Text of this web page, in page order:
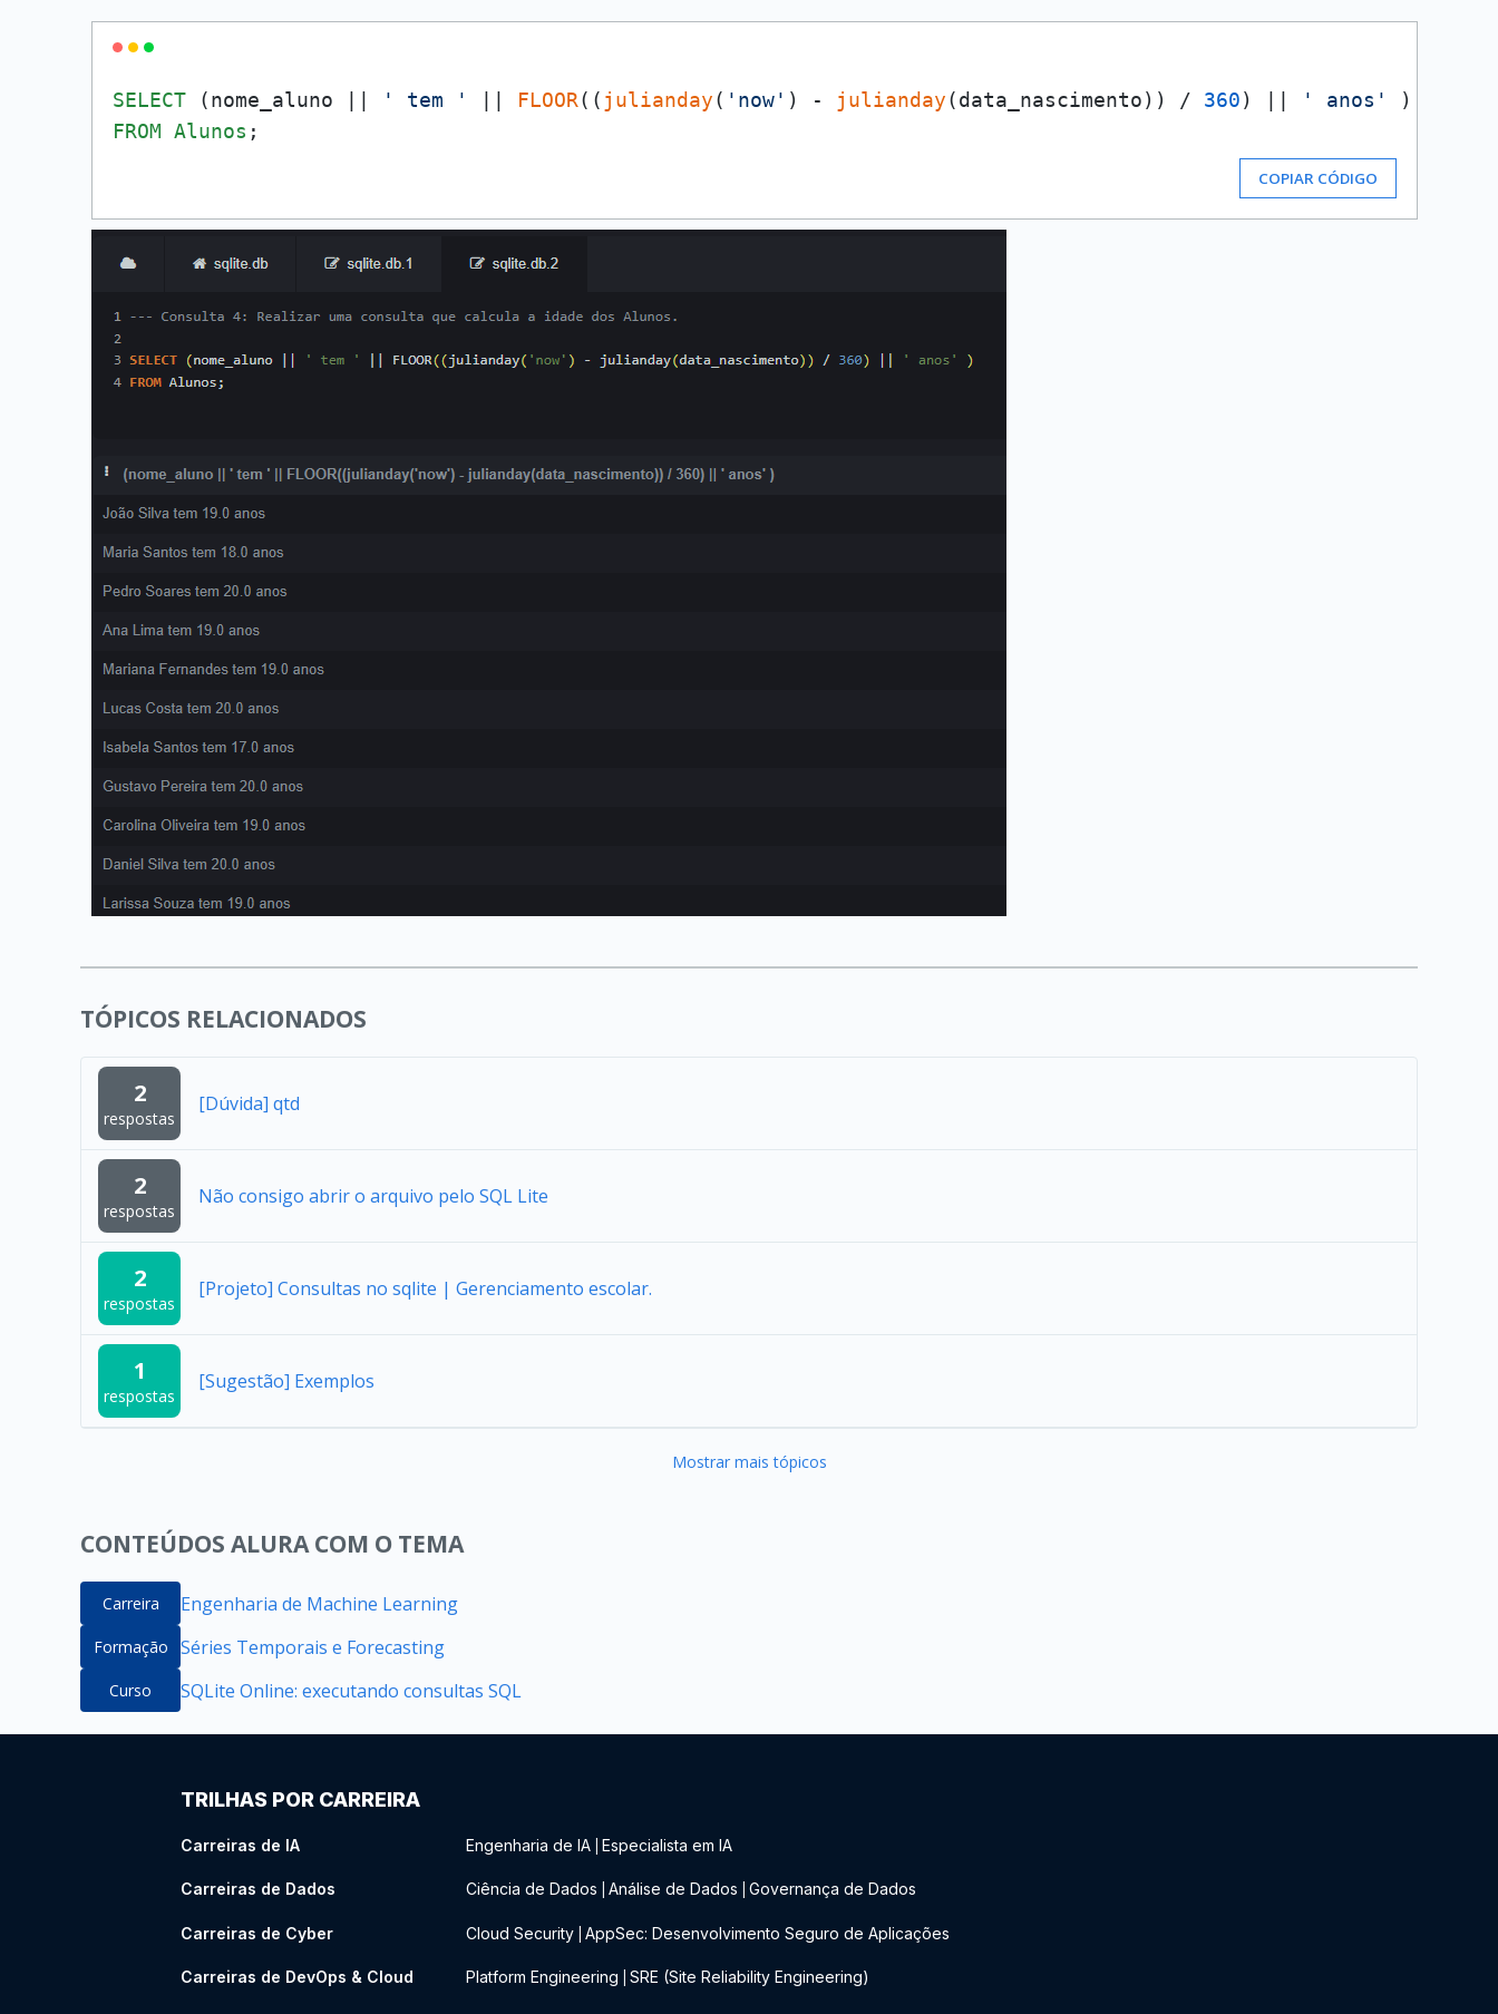
SELECT (nome_aluno || ' tem ' FLOOR(( julianday( 'now' ) - julianday(data_nascimento)) / 360) || ' anos'
FROM Alunos
COPIAR CÓDIGO
TÓPICOS RELACIONADOS
2
respostas
[Dúvida] qtd
2
respostas
Não consigo abrir o arquivo pelo SQL Lite
2
respostas
[Projeto] Consultas no sqlite | Gerenciamento escolar.
1
respostas
[Sugestão] Exemplos
Mostrar mais tópicos
CONTEÚDOS ALURA COM O TEMA
Carreira Engenharia de Machine Learning
Formação Séries Temporais e Forecasting
Curso SQLite Online: executando consultas SQL
TRILHAS POR CARREIRA
Carreiras de IA Engenharia de IA Especialista em IA
Carreiras de Dados Ciência de Dados Análise de Dados Governança de Dados
Carreiras de Cyber Cloud Security AppSec: Desenvolvimento Seguro de Aplicações
Carreiras de DevOps & Cloud Platform Engineering SRE (Site Reliability Engineering)